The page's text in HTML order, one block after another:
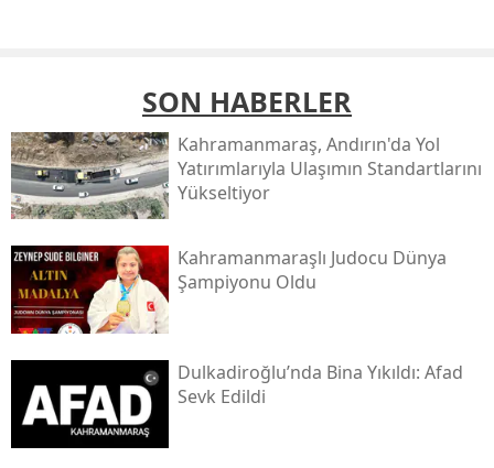
SON HABERLER
Kahramanmaraş, Andırın'da Yol
Yatırımlarıyla Ulaşımın Standartlarını
Yükseltiyor
Kahramanmaraşlı Judocu Dünya
Şampiyonu Oldu
Dulkadiroğlu’nda Bina Yıkıldı: Afad
Sevk Edildi